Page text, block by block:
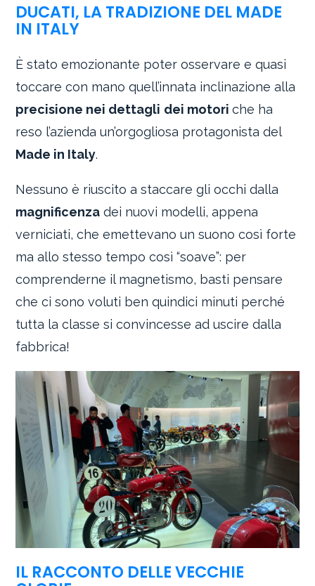
DUCATI, LA TRADIZIONE DEL MADE
IN ITALY
È stato emozionante poter osservare e quasi
toccare con mano quell’innata inclinazione alla
precisione nei dettagli dei motoriche ha
reso l’azienda un’orgogliosa protagonista del
Made in Italy.
Nessuno è riuscito a staccare gli occhi dalla
magnificenza dei nuovi modelli, appena
verniciati, che emettevano un suono così forte
ma allo stesso tempo così “soave”: per
comprenderne il magnetismo, basti pensare
che ci sono voluti ben quindici minuti perché
tutta la classe si convincesse ad uscire dalla
fabbrica!
IL RACCONTO DELLE VECCHIE